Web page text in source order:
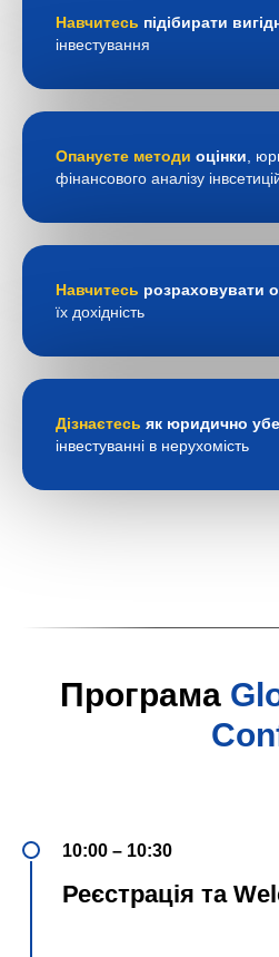
Навчитесь підібирати
інвестування
Опануєте методи оцінки ,
фінансового аналізу
Навчитесь розраховувати
їх дохідність
Дізнаєтесь як юридично
інвестуванні в нерухомість
Програма
10:00 – 10:30
Реєстрація та